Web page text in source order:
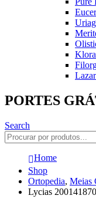
PORTES
Search
Home
Shop
Ortopedia, Meias
Lycias